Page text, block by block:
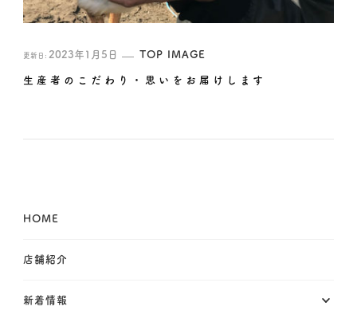
更新日: 2023年1月5日 TOP IMAGE
生産者のこだわり・思いをお届けします
HOME
店舗紹介
新着情報